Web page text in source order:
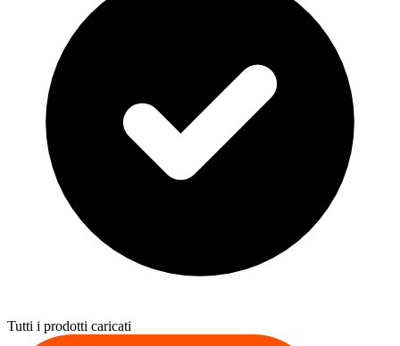
Tutti i prodotti caricati